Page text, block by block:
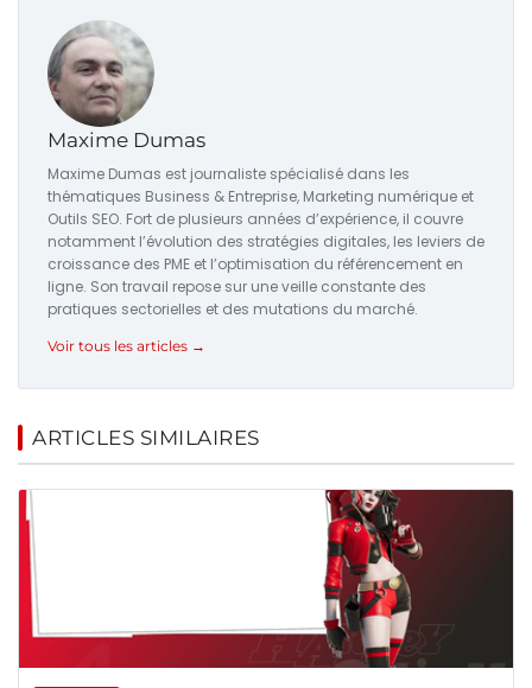
Maxime Dumas
Maxime Dumas est journaliste spécialisé dans les
thématiques Business & Entreprise, Marketing numérique et
Outils SEO. Fort de plusieurs années d’expérience, il couvre
notamment l’évolution des stratégies digitales, les leviers de
croissance des PME et l’optimisation du référencement en
ligne. Son travail repose sur une veille constante des
pratiques sectorielles et des mutations du marché.
Voir tous les articles →
ARTICLES SIMILAIRES